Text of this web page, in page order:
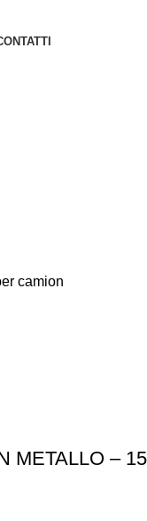
camion
METALLO – 15